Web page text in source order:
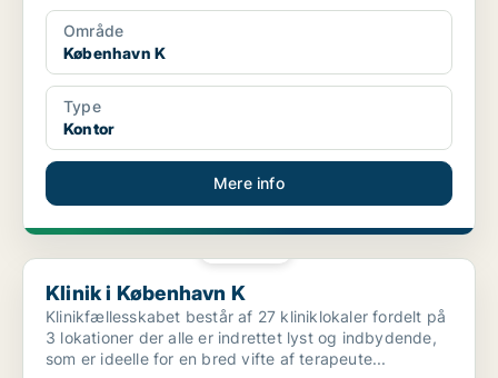
Område
København K
Type
Kontor
Mere info
Klinik i København K
Klinik i København K
Klinikfællesskabet består af 27 kliniklokaler fordelt på
3 lokationer der alle er indrettet lyst og indbydende,
som er ideelle for en bred vifte af terapeute...